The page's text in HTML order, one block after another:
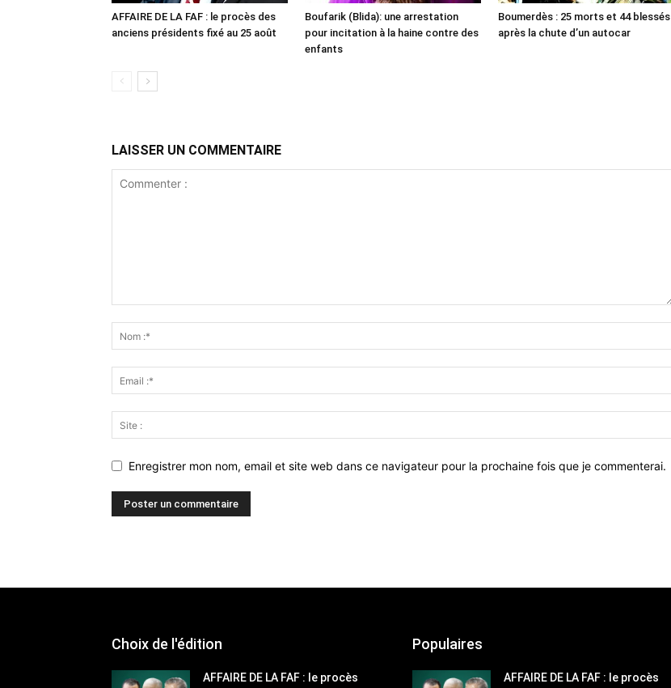
AFFAIRE DE LA FAF : le procès des
anciens présidents fixé au 25 août
Boufarik (Blida): une arrestation
pour incitation à la haine contre des
enfants
Boumerdès : 25 morts et 44 blessés
après la chute d’un autocar
LAISSER UN COMMENTAIRE
Enregistrer mon nom, email et site web dans ce navigateur pour la prochaine fois que je commenterai.
Choix de l'édition
AFFAIRE DE LA FAF : le procès
Populaires
AFFAIRE DE LA FAF : le procès